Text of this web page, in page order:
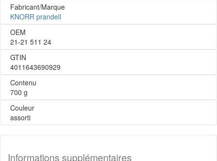
Fabricant/Marque
KNORR prandell
OEM
21-21 511 24
GTIN
4011643690929
Contenu
700 g
Couleur
assorti
Informations supplémentaires